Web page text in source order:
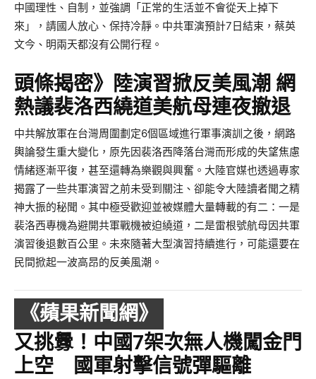
中國理性、自制，並強調「正常的生活並不會從天上掉下
來」，請國人放心、保持冷靜。中共軍演預計7日結束，蔡英
文今、明兩天都沒有公開行程。
頭條揭密》陸演習掀反美風潮 網
熱議裴洛西繞道美航母連夜撤退
中共解放軍在台灣周圍劃定6個區域進行軍事演訓之後，網路
輿論發生重大變化，原先因裴洛西降落台灣而形成的失望焦慮
情緒逐漸平復，甚至還轉為樂觀與興奮。大陸官媒也透過專家
揭露了一些共軍演習之前未受到關注、卻能令大陸讀者聞之精
神大振的秘聞。其中極受歡迎並被媒體大量轉載的有二：一是
裴洛西專機為避開共軍戰機被迫繞道，二是雷根號航母因共軍
演習後退數百公里。未來隨著大型演習持續進行，可能還要在
民間掀起一波高昂的反美風潮。
《蘋果新聞網》
又挑釁！中國7架次無人機闖金門
上空 國軍射擊信號彈驅離